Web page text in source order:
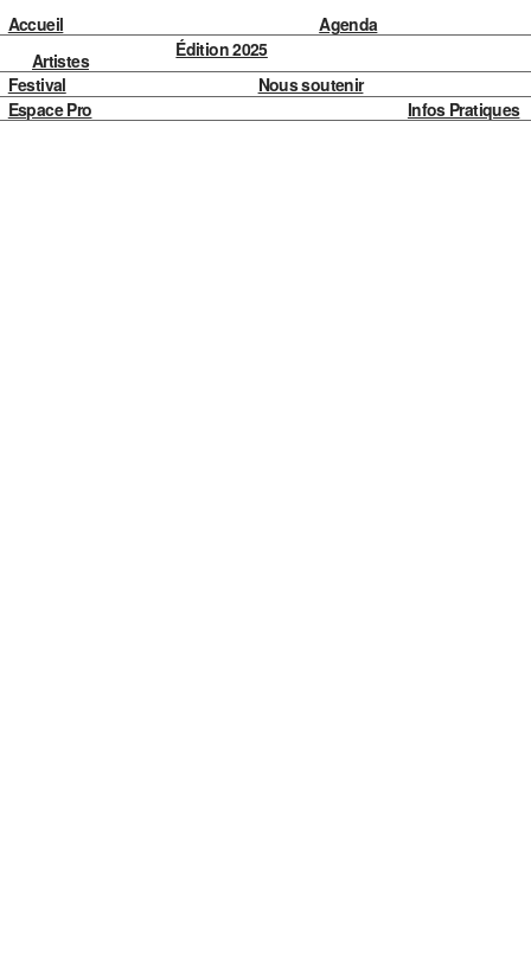
Accueil
Agenda
Édition 2025
Artistes
Festival
Nous soutenir
Espace Pro
Infos Pratiques